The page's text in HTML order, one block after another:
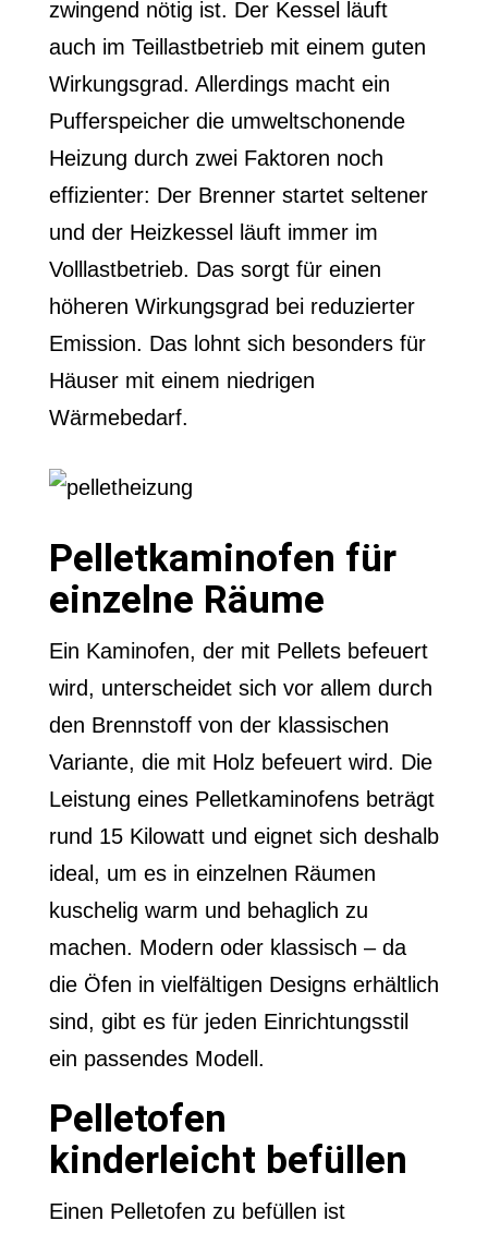
zwingend nötig ist. Der Kessel läuft
auch im Teillastbetrieb mit einem guten
Wirkungsgrad. Allerdings macht ein
Pufferspeicher die umweltschonende
Heizung durch zwei Faktoren noch
effizienter: Der Brenner startet seltener
und der Heizkessel läuft immer im
Volllastbetrieb. Das sorgt für einen
höheren Wirkungsgrad bei reduzierter
Emission. Das lohnt sich besonders für
Häuser mit einem niedrigen
Wärmebedarf.
Pelletkaminofen für
einzelne Räume
Ein Kaminofen, der mit Pellets befeuert
wird, unterscheidet sich vor allem durch
den Brennstoff von der klassischen
Variante, die mit Holz befeuert wird. Die
Leistung eines Pelletkaminofens beträgt
rund 15 Kilowatt und eignet sich deshalb
ideal, um es in einzelnen Räumen
kuschelig warm und behaglich zu
machen. Modern oder klassisch – da
die Öfen in vielfältigen Designs erhältlich
sind, gibt es für jeden Einrichtungsstil
ein passendes Modell.
Pelletofen
kinderleicht befüllen
Einen Pelletofen zu befüllen ist